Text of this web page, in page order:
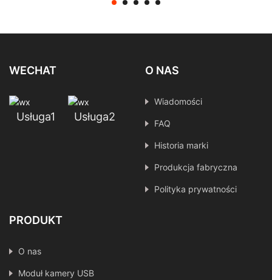
Przemysłowa inspekcja
WECHAT
Usługa1 Usługa2
O NAS
Wiadomości
FAQ
Historia marki
Produkcja fabryczna
Polityka prywatności
PRODUKT
O nas
Moduł kamery USB